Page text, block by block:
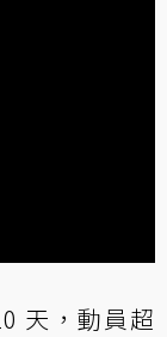
天，動員超